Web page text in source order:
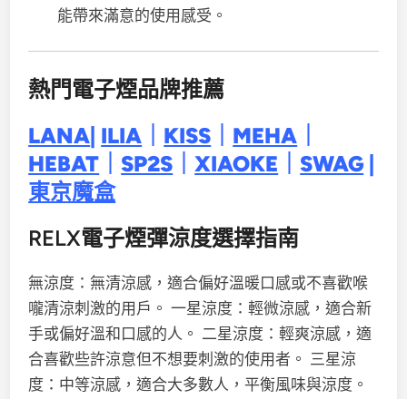
能帶來滿意的使用感受。
熱門電子煙品牌推薦
LANA| ILIA KISS MEHA
HEBAT ｜SP2S ｜XIAOKE ｜SWAG|
東京魔盒
RELX電子煙彈涼度選擇指南
無涼度：無清涼感，適合偏好溫暖口感或不喜歡喉
嚨清涼刺激的用戶。 一星涼度：輕微涼感，適合新
手或偏好溫和口感的人。 二星涼度：輕爽涼感，適
合喜歡些許涼意但不想要刺激的使用者。 三星涼
度：中等涼感，適合大多數人，平衡風味與涼度。